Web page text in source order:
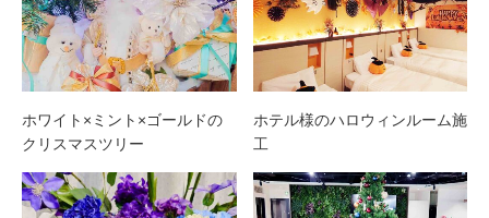
ホワイト×ミント×ゴールドの
クリスマスツリー
ホテル様のハロウィンルーム施
工